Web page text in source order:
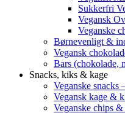
Sukkerfri
Vegansk
Veganske
Børnevenligt &
Vegansk
Bars (chokolade,
Snacks, kiks & kage
Veganske snacks
Vegansk kage &
Veganske chips &